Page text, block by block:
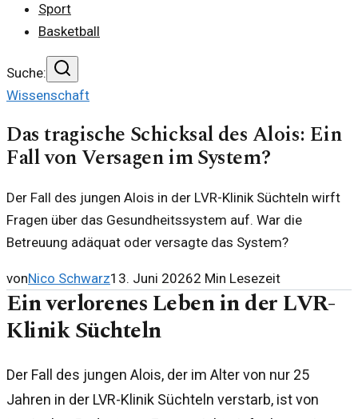
Sport
Basketball
Suche:
Wissenschaft
Das tragische Schicksal des Alois: Ein
Fall von Versagen im System?
Der Fall des jungen Alois in der LVR-Klinik Süchteln wirft
Fragen über das Gesundheitssystem auf. War die
Betreuung adäquat oder versagte das System?
vonNico Schwarz13. Juni 20262 Min Lesezeit
Ein verlorenes Leben in der LVR-
Klinik Süchteln
Der Fall des jungen Alois, der im Alter von nur 25
Jahren in der LVR-Klinik Süchteln verstarb, ist von